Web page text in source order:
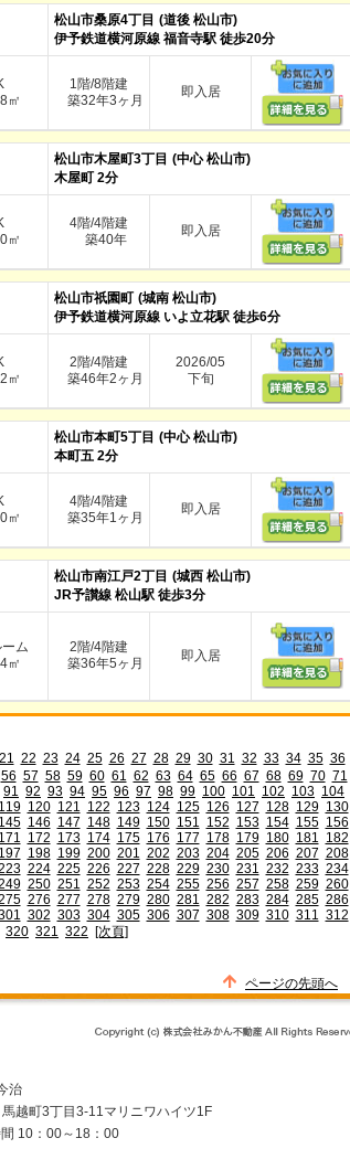
松山市桑原4丁目 (道後 松山市)
伊予鉄道横河原線 福音寺駅 徒歩20分
㎡
1階/8階建
築32年3ヶ月
即入居
松山市木屋町3丁目 (中心 松山市)
木屋町 2分
㎡
4階/4階建
築40年
即入居
松山市祇園町 (城南 松山市)
伊予鉄道横河原線 いよ立花駅 徒歩6分
㎡
2階/4階建
築46年2ヶ月
2026/05
下旬
松山市本町5丁目 (中心 松山市)
本町五 2分
㎡
4階/4階建
築35年1ヶ月
即入居
松山市南江戸2丁目 (城西 松山市)
JR予讃線 松山駅 徒歩3分
ム
㎡
2階/4階建
築36年5ヶ月
即入居
21 22 23 24 25 26 27 28 29 30 31 32 33 34 35 36
56 57 58 59 60 61 62 63 64 65 66 67 68 69 70 71
91 92 93 94 95 96 97 98 99 100 101 102 103 104
119 120 121 122 123 124 125 126 127 128 129 130
145 146 147 148 149 150 151 152 153 154 155 156
171 172 173 174 175 176 177 178 179 180 181 182
197 198 199 200 201 202 203 204 205 206 207 208
224 225 226 227 228 229 230 231 232 233 234
250 251 252 253 254 255 256 257 258 259 260
276 277 278 279 280 281 282 283 284 285 286
302 303 304 305 306 307 308 309 310 311 312
320 321 322 [次頁]
ページの先頭へ
治
越町3丁目3-11マリニワハイツ1F
10：00～18：00